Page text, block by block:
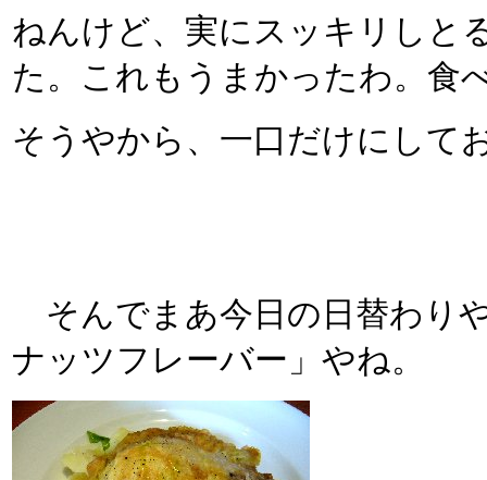
ねんけど、実にスッキリしと
た。これもうまかったわ。食
そうやから、一口だけにして
そんでまあ今日の日替わり
ナッツフレーバー」やね。